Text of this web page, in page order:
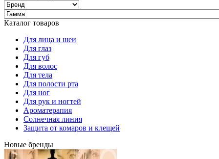
Каталог товаров
Для лица и шеи
Для глаз
Для губ
Для волос
Для тела
Для полости рта
Для ног
Для рук и ногтей
Ароматерапия
Солнечная линия
Защита от комаров и клещей
Новые бренды